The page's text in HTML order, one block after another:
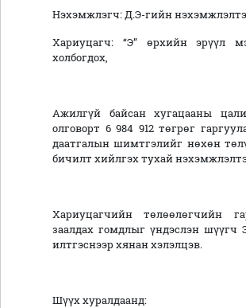
Нэхэмжлэгч: Д.Э-гийн
Хариуцагч: “Э” өрхийн эрүүл
холбогдох,
Ажилгүй байсан хугацааны
олговорт 6 984 912 төгрөг
даатгалын шимтгэлийг нөхөн
бичилт хийлгэх тухай
Хариуцагчийн төлөөлөгчийн
заалдах гомдлыг үндэслэн шүүгч
илтгэснээр хянан хэлэлцэв.
Шүүх хуралдаанд: